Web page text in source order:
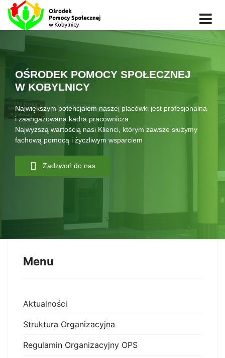
OŚRODEK POMOCY SPOŁECZNEJ
W KOBYLNICY
Największym potencjałem naszej placówki jest profesjonalna
i zaangażowana kadra pracownicza.
Najwyższą wartością nasi Klienci, którym zawsze służymy
fachową pomocą i życzliwym wsparciem
Zadzwoń do nas
Menu
Aktualności
Struktura Organizacyjna
Regulamin Organizacyjny OPS